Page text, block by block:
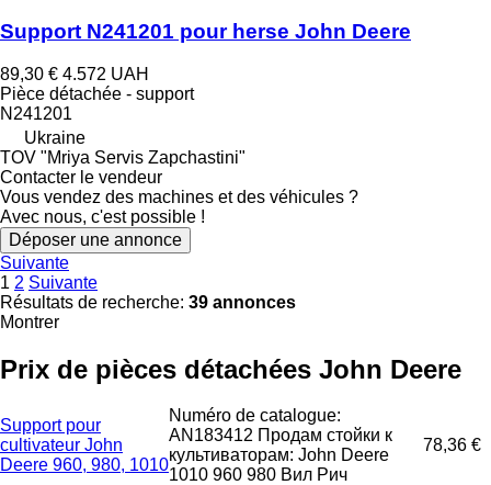
Support N241201 pour herse John Deere
89,30 € 4.572 UAH
Pièce détachée - support
N241201
Ukraine
TOV "Mriya Servis Zapchastini"
Contacter le vendeur
Vous vendez des machines et des véhicules ?
Avec nous, c'est possible !
Déposer une annonce
Suivante
1 2 Suivante
Résultats de recherche: 39 annonces
Montrer
Prix de pièces détachées John Deere
Support pour
cultivateur John
Deere 960, 980, 1010
Numéro de catalogue:
AN183412 Продам стойки к
культиваторам: John Deere
1010 960 980 Вил Рич
78,36 €